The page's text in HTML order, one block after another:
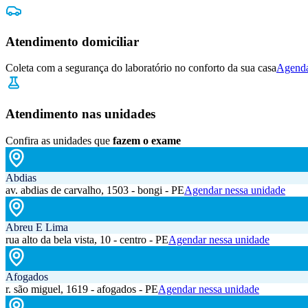
Atendimento domiciliar
Coleta com a segurança do laboratório no conforto da sua casa
Atendimento nas unidades
Confira as unidades que fazem o exame
Abdias
av. abdias de carvalho, 1503 - bongi - PEAgendar nessa unidade
Abreu E Lima
rua alto da bela vista, 10 - centro - PEAgendar nessa unidade
Afogados
r. são miguel, 1619 - afogados - PEAgendar nessa unidade